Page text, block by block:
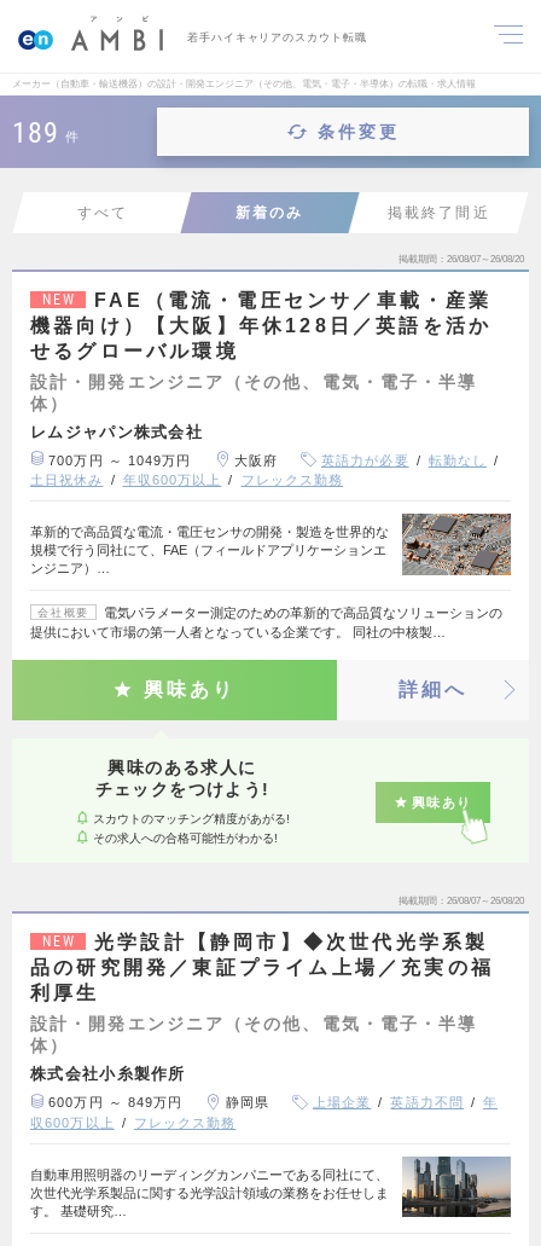
若手ハイキャリアのスカウト転職
メーカー（自動車・輸送機器）の設計・開発エンジニア（その他、電気・電子・半導体）の転職・求人情報
189 件 条件変更
すべて 新着のみ 掲載終了間近
掲載期間 26/08/07～26/08/20
NEW
FAE（電流・電圧センサ／車載・産業
機器向け）【大阪】年休128日／英語を活か
せるグローバル環境
設計・開発エンジニア（その他、電気・電子・半導
体）
レムジャパン株式会社
700万円 ～ 1049万円 大阪府 英語力が必要
転勤なし
土日祝休み
年収600万以上 フレックス勤務
革新的で高品質な電流・電圧センサの開発・製造を世界的な
規模で行う同社にて、FAE（フィールドアプリケーションエ
ンジニア）…
会社概要
電気パラメーター測定のための革新的で高品質なソリューションの
提供において市場の第一人者となっている企業です。 同社の中核製…
興味あり 詳細へ
興味のある求人に
チェックをつけよう!
スカウトのマッチング精度があがる!
その求人への合格可能性がわかる!
興味あり
掲載期間 26/08/07～26/08/20
NEW
光学設計【静岡市】◆次世代光学系製
品の研究開発／東証プライム上場／充実の福
利厚生
設計・開発エンジニア（その他、電気・電子・半導
体）
株式会社小糸製作所
600万円 ～ 849万円 静岡県 上場企業 英語力不問
年
収600万以上
フレックス勤務
自動車用照明器のリーディングカンパニーである同社にて、
次世代光学系製品に関する光学設計領域の業務をお任せしま
す。 基礎研究…